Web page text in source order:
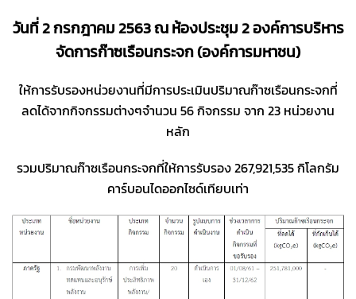
วันที่ 2 กรกฎาคม 2563 ณ ห้องประชุม 2 องค์การบริหาร
จัดการก๊าซเรือนกระจก (องค์การมหาชน)
ให้การรับรองหน่วยงานที่มีการประเมินปริมาณก๊าซเรือนกระจกที่
ลดได้จากกิจกรรมต่างๆจำนวน 56 กิจกรรม จาก 23 หน่วยงาน
หลัก
รวมปริมาณก๊าซเรือนกระจกที่ให้การรับรอง 267,921,535 กิโลกรัม
คาร์บอนไดออกไซด์เทียบเท่า